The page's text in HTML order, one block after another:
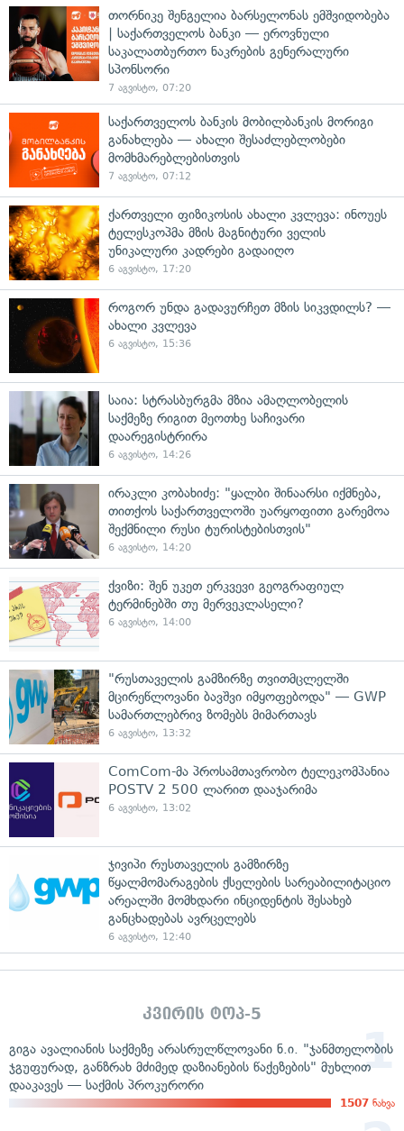
თორნიკე შენგელია ბარსელონას ემშვიდობება
| საქართველოს ბანკი — ეროვნული
საკალათბურთო ნაკრების გენერალური
სპონსორი
7 აგვისტო, 07:20
საქართველოს ბანკის მობილბანკის მორიგი
განახლება — ახალი შესაძლებლობები
მომხმარებლებისთვის
7 აგვისტო, 07:12
ქართველი ფიზიკოსის ახალი კვლევა: ინოუეს
ტელესკოპმა მზის მაგნიტური ველის
უნიკალური კადრები გადაიღო
6 აგვისტო, 17:20
როგორ უნდა გადავურჩეთ მზის სიკვდილს? —
ახალი კვლევა
6 აგვისტო, 15:36
საია: სტრასბურგმა მზია ამაღლობელის
საქმეზე რიგით მეოთხე საჩივარი
დაარეგისტრირა
6 აგვისტო, 14:26
ირაკლი კობახიძე: "ყალბი შინაარსი იქმნება,
თითქოს საქართველოში უარყოფითი გარემოა
შექმნილი რუსი ტურისტებისთვის"
6 აგვისტო, 14:20
ქვიზი: შენ უკეთ ერკვევი გეოგრაფიულ
ტერმინებში თუ მერვეკლასელი?
6 აგვისტო, 14:00
"რუსთაველის გამზირზე თვითმცლელში
მცირეწლოვანი ბავშვი იმყოფებოდა" — GWP
სამართლებრივ ზომებს მიმართავს
6 აგვისტო, 13:32
ComCom-მა პროსამთავრობო ტელეკომპანია
POSTV 2 500 ლარით დააჯარიმა
6 აგვისტო, 13:02
ჯივიპი რუსთაველის გამზირზე
წყალმომარაგების ქსელების სარეაბილიტაციო
არეალში მომხდარი ინციდენტის შესახებ
განცხადებას ავრცელებს
6 აგვისტო, 12:40
კვირის ტოპ-5
გიგა ავალიანის საქმეზე არასრულწლოვანი ნ.ი. "ჯანმთელობის
ჯგუფურად, განზრახ მძიმედ დაზიანების წაქეზების" მუხლით
დააკავეს — საქმის პროკურორი
1507 ნახვა